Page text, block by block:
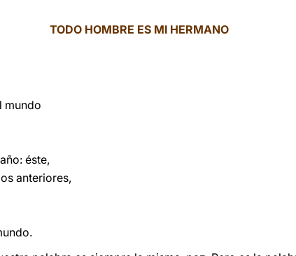
TODO HOMBRE ES MI HERMANO
mundo
éste,
anteriores,